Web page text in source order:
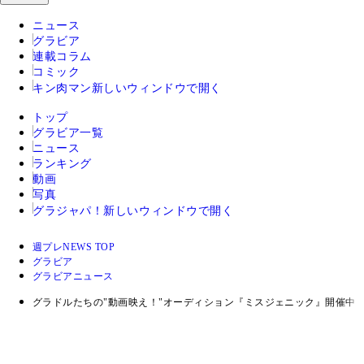
ニュース
グラビア
連載コラム
コミック
キン肉マン 新しいウィンドウで開く
トップ
グラビア一覧
ニュース
ランキング
動画
写真
グラジャパ！ 新しいウィンドウで開く
週プレNEWS TOP
グラビア
グラビアニュース
グラドルたちの"動画映え！"オーディション『ミスジェニック』開催